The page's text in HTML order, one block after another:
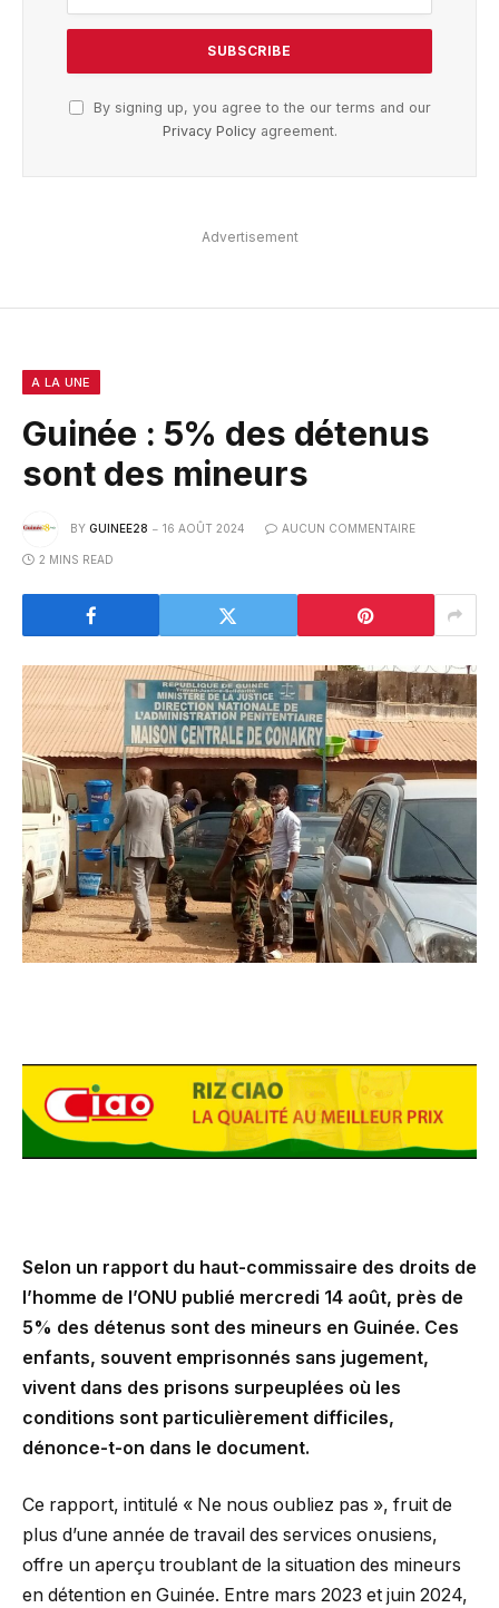
By signing up, you agree to the our terms and our
Privacy Policyagreement.
Advertisement
A LA UNE
Guinée : 5% des détenus
sont des mineurs
BY GUINEE28 16 AOÛT 2024 AUCUN COMMENTAIRE
2 MINS READ
Selon un rapport du haut-commissaire des droits de
l’homme de l’ONU publié mercredi 14 août, près de
5% des détenus sont des mineurs en Guinée. Ces
enfants, souvent emprisonnés sans jugement,
vivent dans des prisons surpeuplées où les
conditions sont particulièrement difficiles,
dénonce-t-on dans le document.
Ce rapport, intitulé « Ne nous oubliez pas », fruit de
plus d’une année de travail des services onusiens,
offre un aperçu troublant de la situation des mineurs
en détention en Guinée. Entre mars 2023 et juin 2024,